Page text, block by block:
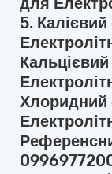
5.
Хлоридний